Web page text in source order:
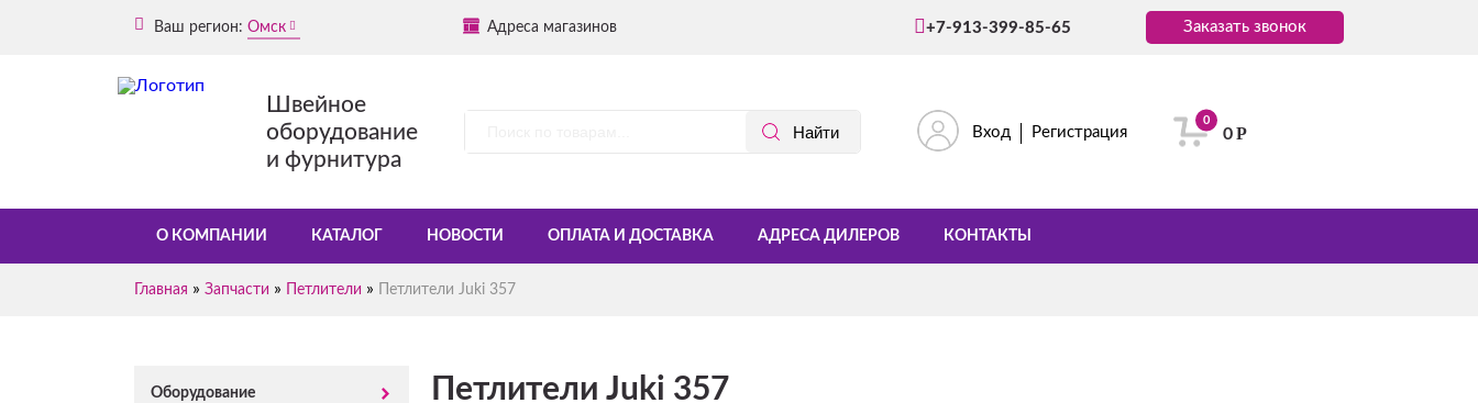
Ваш регион: Омск Адреса магазинов +7-913-399-85-65 Заказать звонок
Швейное
оборудование
и фурнитура
Вход Регистрация
0
0Р
О КОМПАНИИ КАТАЛОГ НОВОСТИ ОПЛАТА И ДОСТАВКА АДРЕСА ДИЛЕРОВ КОНТАКТЫ
Главная » Запчасти » Петлители » Петлители Juki 357
Оборудование Петлители Juki 357